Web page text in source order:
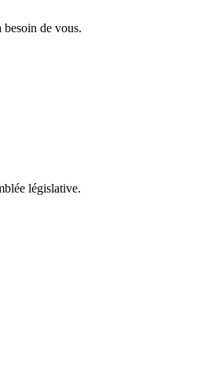
de vous.
législative.